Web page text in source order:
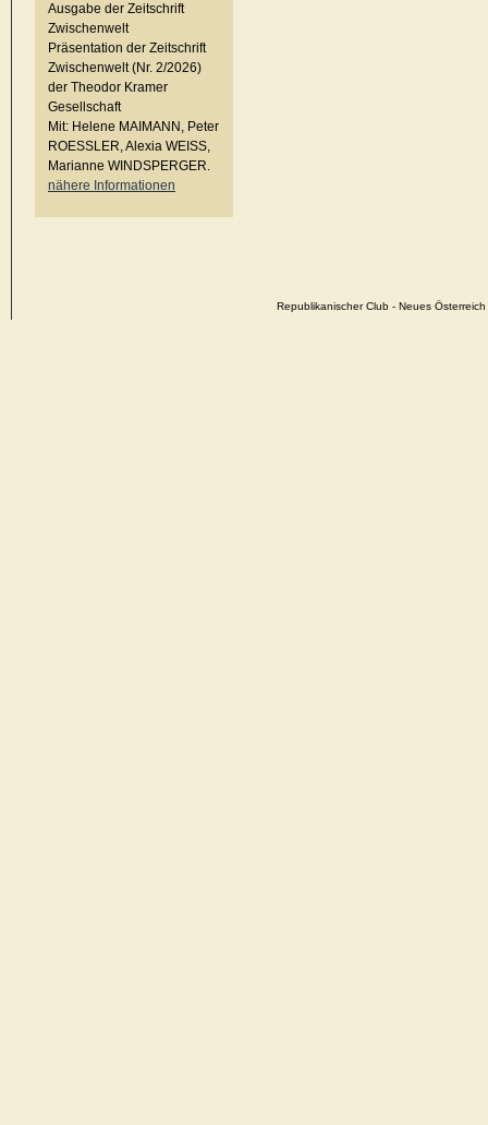
Ausgabe der Zeitschrift
Zwischenwelt
Präsentation der Zeitschrift
Zwischenwelt (Nr. 2/2026)
der Theodor Kramer
Gesellschaft
Mit: Helene MAIMANN, Peter
ROESSLER, Alexia WEISS,
Marianne WINDSPERGER.
nähere Informationen
Republikanischer Club - Neues